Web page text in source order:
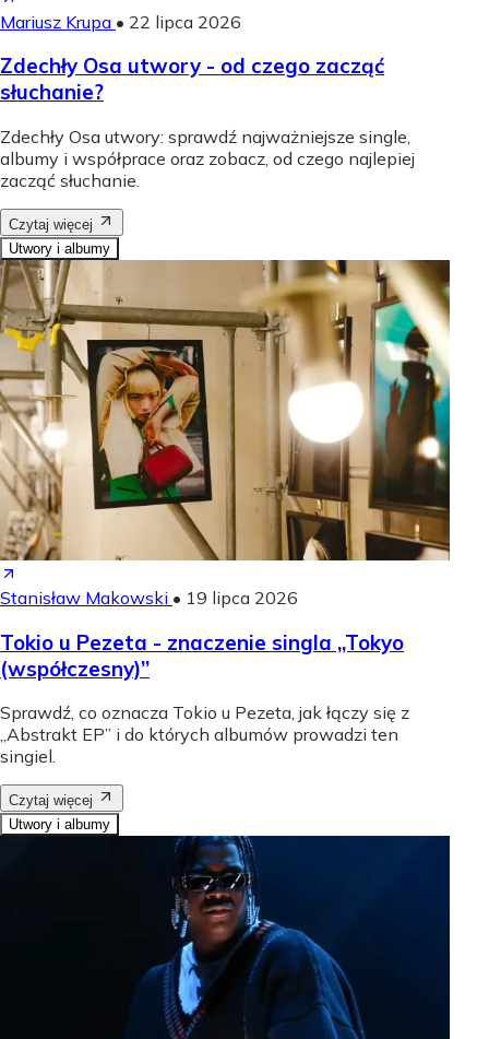
Mariusz Krupa • 22 lipca 2026
Zdechły Osa utwory - od czego zacząć
słuchanie?
Zdechły Osa utwory: sprawdź najważniejsze single,
albumy i współprace oraz zobacz, od czego najlepiej
zacząć słuchanie.
Czytaj więcej
Utwory i albumy
Stanisław Makowski • 19 lipca 2026
Tokio u Pezeta - znaczenie singla „Tokyo
(współczesny)”
Sprawdź, co oznacza Tokio u Pezeta, jak łączy się z
„Abstrakt EP” i do których albumów prowadzi ten
singiel.
Czytaj więcej
Utwory i albumy